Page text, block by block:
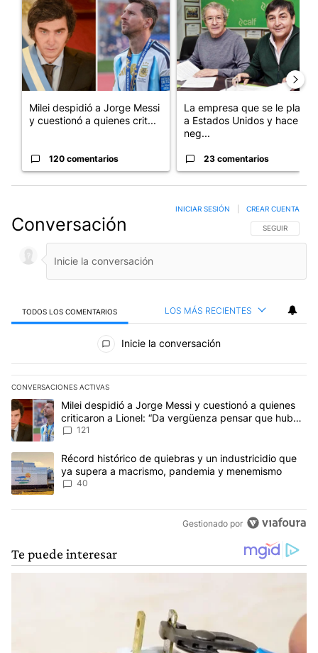
Milei despidió a Jorge Messi
y cuestionó a quienes crit...
120 comentarios
La empresa que se le plantó
a Estados Unidos y hace
neg...
23 comentarios
Conversación SIGA ESTA
SEGUIR
INICIAR SESIÓN CREAR CUENTA
TODOS LOS COMENTARIOS LOS MÁS RECIENTES
Todos los comentarios
Inicie la conversación
CONVERSACIONES ACTIVAS
Este listado muestra los artículos con más comentarios en los
Un artículo de tendencia con el título "Milei despidió a Jorge
Milei despidió a Jorge Messi y cuestionó a quienes
criticaron a Lionel: “Da vergüenza pensar que hubo
anti-Messi”
121
Un artículo de tendencia con el título "Récord histórico de
Récord histórico de quiebras y un industricidio que
ya supera a macrismo, pandemia y menemismo
40
Gestionado por